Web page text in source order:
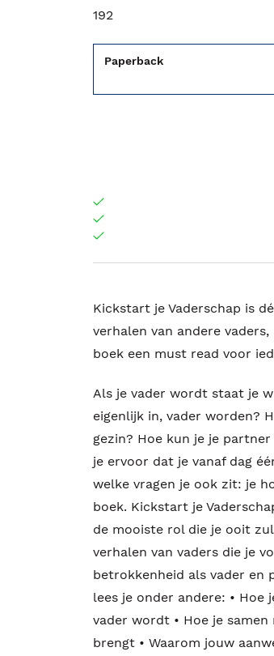
192
Paperback
Kickstart je Vaderschap is
verhalen van andere
boek een must read voor
Als je vader wordt staat je
eigenlijk in, vader worden?
gezin? Hoe kun je je
je ervoor dat je vanaf dag
welke vragen je ook zit: je
boek. Kickstart je
de mooiste rol die je ooit
verhalen van vaders die je
betrokkenheid als vader en
lees je onder andere: • Hoe
vader wordt • Hoe je
brengt • Waarom jouw